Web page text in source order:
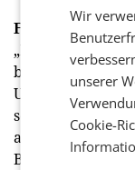
Franchise-
„In einem
bestehende
Unibox-
schon einige
auch für
Bäckereien oder
Wir
unserer
Cookie-